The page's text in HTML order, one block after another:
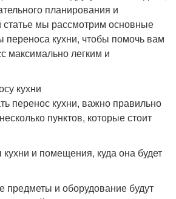
планирования и
статье мы рассмотрим основные
переноса кухни, чтобы помочь вам
максимально легким и
кухни
перенос кухни, важно правильно
пунктов, которые стоит
и помещения, куда она будет
предметы и оборудование будут